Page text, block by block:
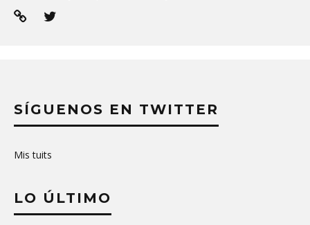
SÍGUENOS EN TWITTER
Mis tuits
LO ÚLTIMO